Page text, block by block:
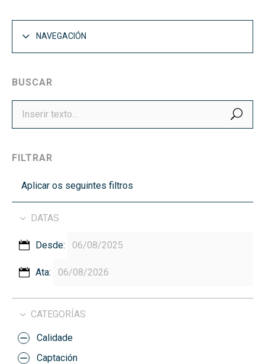
NAVEGACIÓN
BUSCAR
FILTRAR
Aplicar os seguintes filtros
DATAS
Desde:
Ata:
CATEGORÍAS
Calidade
Captación